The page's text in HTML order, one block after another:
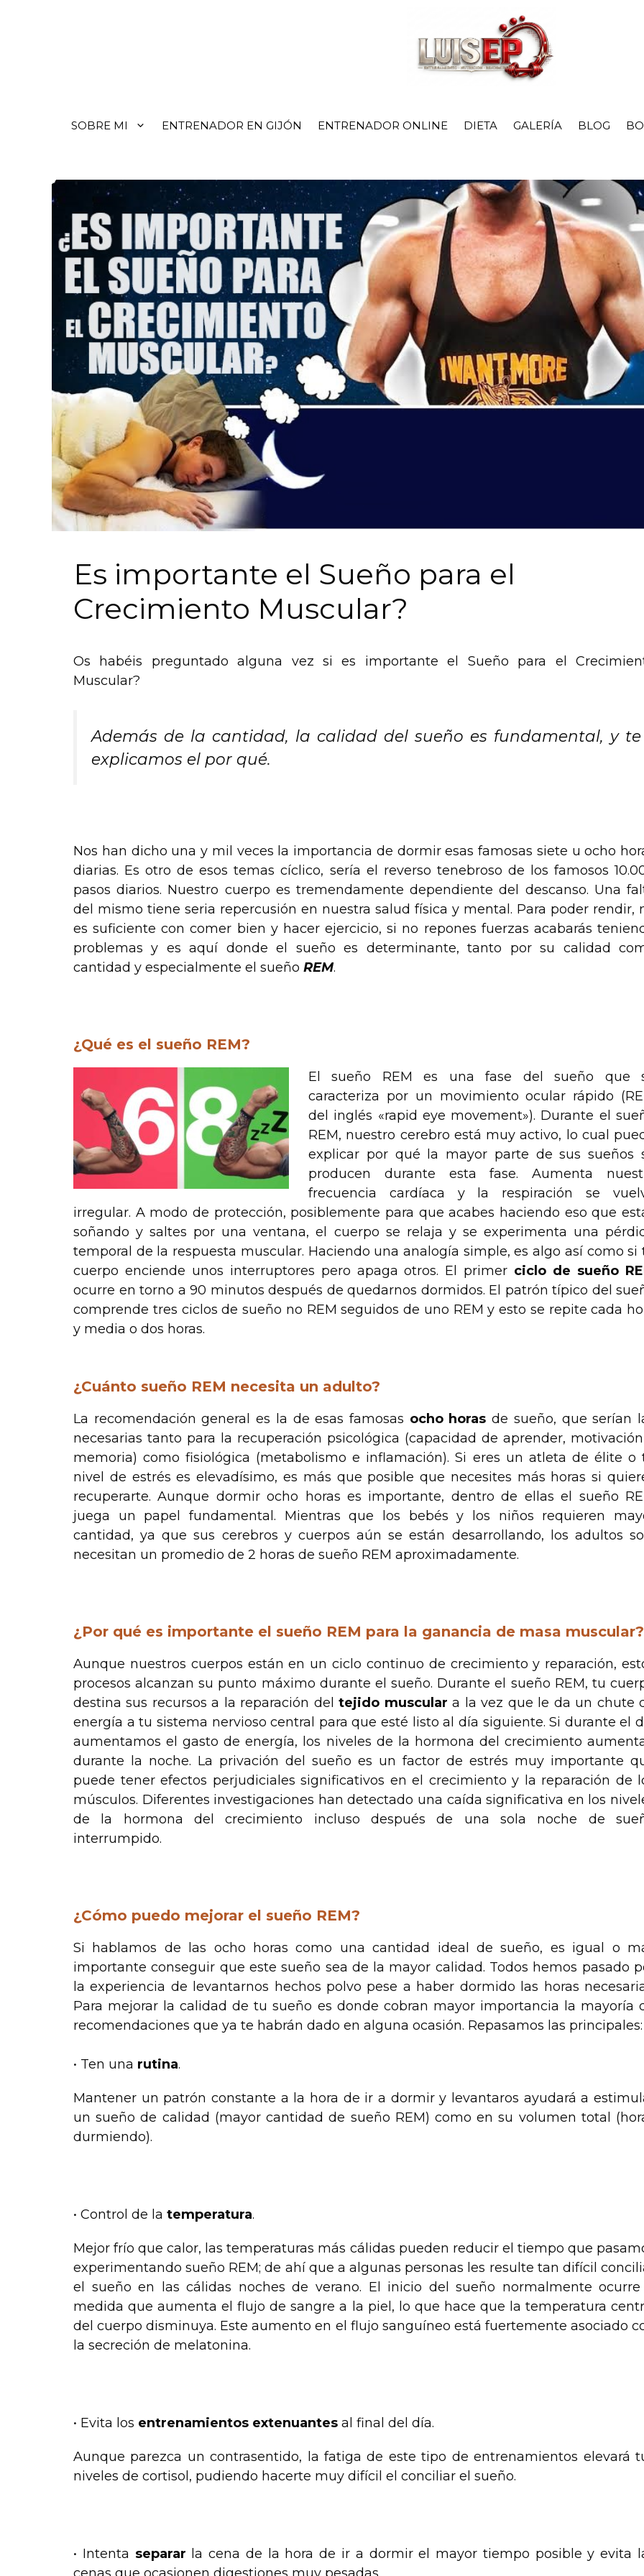
SOBRE MI ENTRENADOR EN GIJÓN ENTRENADOR ONLINE DIETA GALERÍA BLOG
Es importante el Sueño para el
Crecimiento Muscular?
Os habéis preguntado alguna vez si es importante el Sueño para el
Muscular?
Además de la cantidad, la calidad del sueño es fundamental, y te
explicamos el por qué.
Nos han dicho una y mil veces la importancia de dormir esas famosas siete u ocho
diarias. Es otro de esos temas cíclico, sería el reverso tenebroso de los famosos
pasos diarios. Nuestro cuerpo es tremendamente dependiente del descanso. Una
del mismo tiene seria repercusión en nuestra salud física y mental. Para poder rendir,
es suficiente con comer bien y hacer ejercicio, si no repones fuerzas acabarás
problemas y es aquí donde el sueño es determinante, tanto por su calidad
cantidad y especialmente el sueño REM.
¿Qué es el sueño REM?
El sueño REM es una fase del sueño que
caracteriza por un movimiento ocular rápido
del inglés «rapid eye movement»). Durante el
REM, nuestro cerebro está muy activo, lo cual
explicar por qué la mayor parte de sus sueños
producen durante esta fase. Aumenta
frecuencia cardíaca y la respiración se
irregular. A modo de protección, posiblemente para que acabes haciendo eso que
soñando y saltes por una ventana, el cuerpo se relaja y se experimenta una
temporal de la respuesta muscular. Haciendo una analogía simple, es algo así como si
cuerpo enciende unos interruptores pero apaga otros. El primer ciclo de sueño
ocurre en torno a 90 minutos después de quedarnos dormidos. El patrón típico del
comprende tres ciclos de sueño no REM seguidos de uno REM y esto se repite cada
y media o dos horas.
¿Cuánto sueño REM necesita un adulto?
La recomendación general es la de esas famosas ocho horas de sueño, que serían
necesarias tanto para la recuperación psicológica (capacidad de aprender,
memoria) como fisiológica (metabolismo e inflamación). Si eres un atleta de élite o
nivel de estrés es elevadísimo, es más que posible que necesites más horas si
recuperarte. Aunque dormir ocho horas es importante, dentro de ellas el sueño
juega un papel fundamental. Mientras que los bebés y los niños requieren
cantidad, ya que sus cerebros y cuerpos aún se están desarrollando, los adultos
necesitan un promedio de 2 horas de sueño REM aproximadamente.
¿Por qué es importante el sueño REM para la ganancia de masa muscular?
Aunque nuestros cuerpos están en un ciclo continuo de crecimiento y reparación,
procesos alcanzan su punto máximo durante el sueño. Durante el sueño REM, tu
destina sus recursos a la reparación deltejido muscular a la vez que le da un chute
energía a tu sistema nervioso central para que esté listo al día siguiente. Si durante el
aumentamos el gasto de energía, los niveles de la hormona del crecimiento
durante la noche. La privación del sueño es un factor de estrés muy importante
puede tener efectos perjudiciales significativos en el crecimiento y la reparación de
músculos. Diferentes investigaciones han detectado una caída significativa en los
de la hormona del crecimiento incluso después de una sola noche de
interrumpido.
¿Cómo puedo mejorar el sueño REM?
Si hablamos de las ocho horas como una cantidad ideal de sueño, es igual o
importante conseguir que este sueño sea de la mayor calidad. Todos hemos pasado
la experiencia de levantarnos hechos polvo pese a haber dormido las horas
Para mejorar la calidad de tu sueño es donde cobran mayor importancia la mayoría
recomendaciones que ya te habrán dado en alguna ocasión. Repasamos las principales:
• Ten una rutina.
Mantener un patrón constante a la hora de ir a dormir y levantaros ayudará a
un sueño de calidad (mayor cantidad de sueño REM) como en su volumen total
durmiendo).
• Control de la temperatura.
Mejor frío que calor, las temperaturas más cálidas pueden reducir el tiempo que
experimentando sueño REM; de ahí que a algunas personas les resulte tan difícil
el sueño en las cálidas noches de verano. El inicio del sueño normalmente ocurre
medida que aumenta el flujo de sangre a la piel, lo que hace que la temperatura
del cuerpo disminuya. Este aumento en el flujo sanguíneo está fuertemente asociado
la secreción de melatonina.
• Evita los entrenamientos extenuantes al final del día.
Aunque parezca un contrasentido, la fatiga de este tipo de entrenamientos elevará
niveles de cortisol, pudiendo hacerte muy difícil el conciliar el sueño.
• Intenta separar la cena de la hora de ir a dormir el mayor tiempo posible y evita